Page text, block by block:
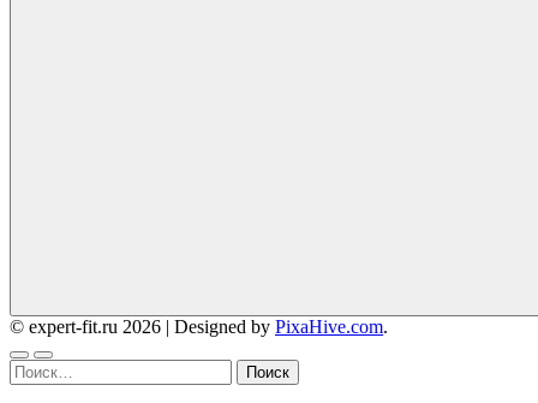
© expert-fit.ru 2026 | Designed by PixaHive.com.
Найти: